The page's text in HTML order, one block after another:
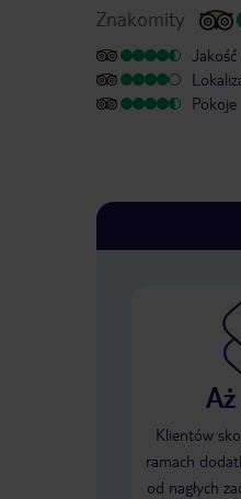
Znakomity
Jakość
Pokoje
Klientów
ramach
od nagłych